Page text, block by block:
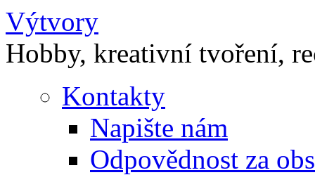
Výtvory
Hobby, kreativní tvoření,
Kontakty
Napište nám
Odpovědnost za